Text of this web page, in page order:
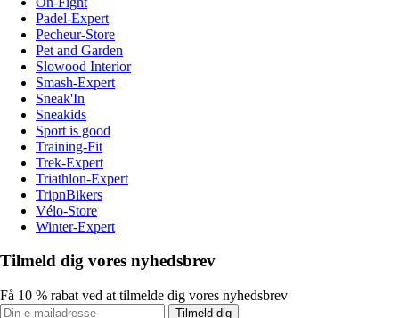
Padel-Expert
Pecheur-Store
Pet and Garden
Slowood Interior
Smash-Expert
Sneak'In
Sneakids
Sport is good
Training-Fit
Trek-Expert
Triathlon-Expert
TripnBikers
Vélo-Store
Winter-Expert
Tilmeld dig vores nyhedsbrev
Få 10 % rabat ved at tilmelde dig vores nyhedsbrev
Tilmeld dig